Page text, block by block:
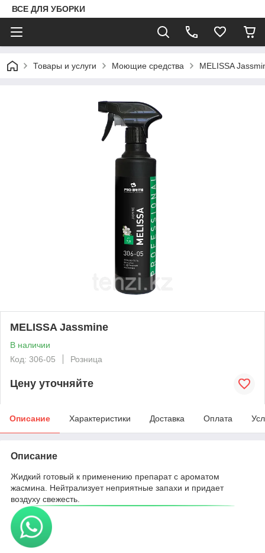
ВСЕ ДЛЯ УБОРКИ
Товары и услуги Моющие средства MELISSA
MELISSA Jassmine
В наличии
Код: 306-05
Розница
Цену уточняйте
Описание Характеристики Доставка Оплата
Описание
Жидкий готовый к применению препарат с ароматом
жасмина. Нейтрализует неприятные запахи и придает
воздуху свежесть.